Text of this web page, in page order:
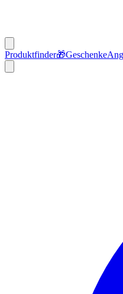
Produktfinder🎁Geschenke